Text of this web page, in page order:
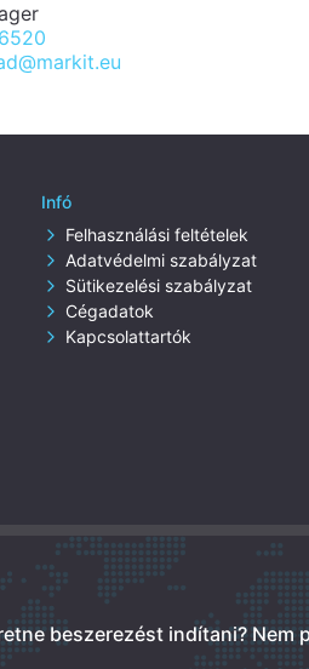
Infó
Felhasználási feltételek
Adatvédelmi szabályzat
Sütikezelési szabályzat
Cégadatok
Kapcsolattartók
beszerezést indítani? Nem